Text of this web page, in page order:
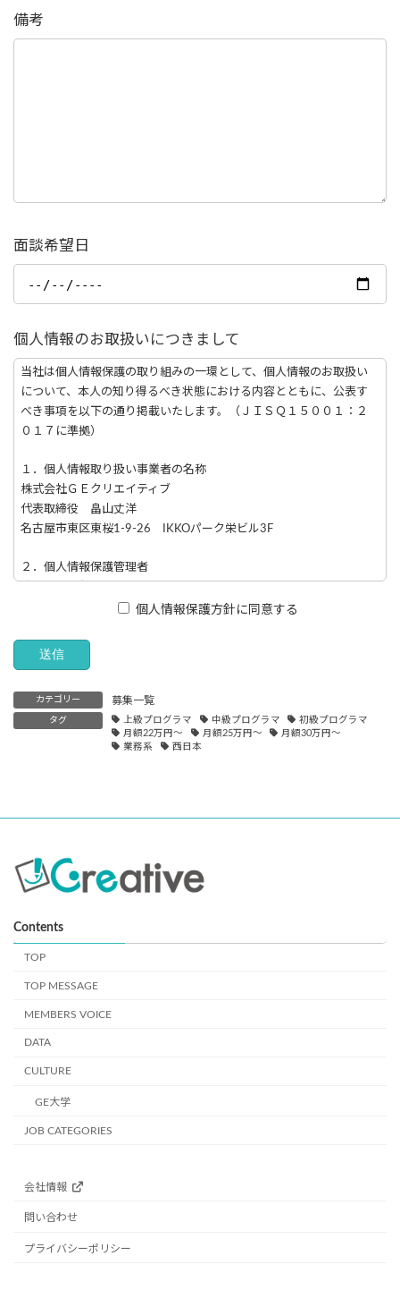
備考
面談希望日
個人情報のお取扱いにつきまして
当社は個人情報保護の取り組みの一環として、個人情報のお取扱い
について、本人の知り得るべき状態における内容とともに、公表す
べき事項を以下の通り掲載いたします。（ＪＩＳＱ１５００１：２
０１７に準拠）
１．個人情報取り扱い事業者の名称
株式会社ＧＥクリエイティブ
代表取締役 畠山丈洋
名古屋市東区東桜1-9-26 IKKOパーク栄ビル3F
２．個人情報保護管理者
TEL：052-728-0570
３．共同利用について
当社は、個人情報の共同利用はございません。
４．直接ご本人様から取得させていただく個人情報の利用目的
当社が、直接ご本人様より取得させていただくもので、主に同意
書、同意文書、web上では同意の確認ボタンなどで同意をいただく
ることが可能です。詳細は上記の２番までご連絡ください。（例外
い場合がございます。）
≪利用目的≫： 採用業務のため
５．第三者提供について
行うこと及び、これを第三者に提供することも本人の同意がある
場合と法などの例外がある場合を除きございません。
６．個人情報の保存期限、廃棄など
お預かりしました個人情報は、法定保管年数の保有を行います。
す。
加又は削除」「利用又は提供の拒否」に関して
個人情報を提供された本人は、該当情報に関して「利用目的の通
否」を要求する権利を有しております。 必要に応じて相談窓口ま
個人情報保護方針に同意する
カテゴリー 募集一覧
タグ 上級プログラマ 中級プログラマ
初級プログラマ
月額22万円～
月額25万円～
月額30万円～
業務系
西日本
Contents
TOP
TOP MESSAGE
MEMBERS VOICE
DATA
CULTURE
GE大学
JOB CATEGORIES
会社情報
問い合わせ
プライバシーポリシー